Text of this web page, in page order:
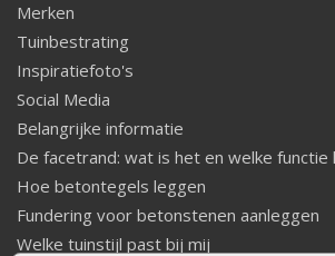
Merken
Tuinbestrating
Inspiratiefoto's
Social Media
Belangrijke informatie
De facetrand: wat is het en welke functie
Hoe betontegels leggen
Fundering voor betonstenen aanleggen
Welke tuinstijl past bij mij